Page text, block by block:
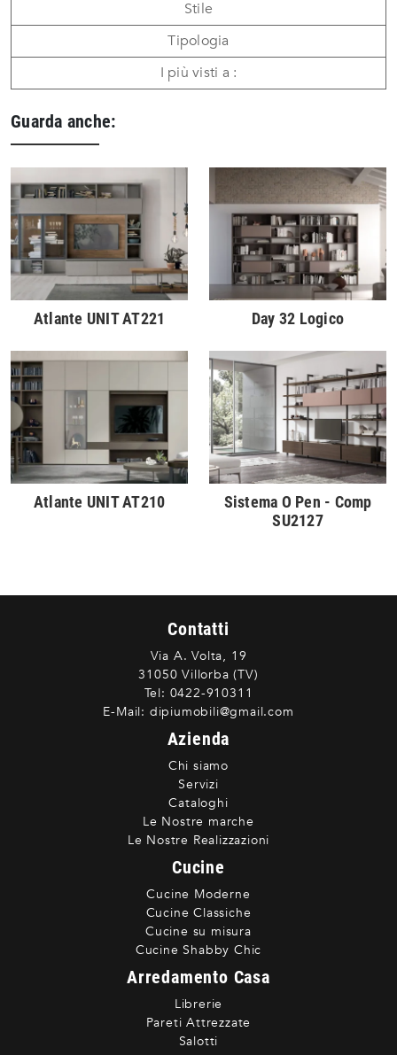
Stile
Tipologia
I più visti a :
Guarda anche:
Atlante UNIT AT221 Day 32 Logico
Atlante UNIT AT210
Sistema O Pen - Comp
SU2127
Contatti
Via A. Volta, 19
31050 Villorba (TV)
Tel: 0422-910311
E-Mail: dipiumobili@gmail.com
Azienda
Chi siamo
Servizi
Cataloghi
Le Nostre marche
Le Nostre Realizzazioni
Cucine
Cucine Moderne
Cucine Classiche
Cucine su misura
Cucine Shabby Chic
Arredamento Casa
Librerie
Pareti Attrezzate
Salotti